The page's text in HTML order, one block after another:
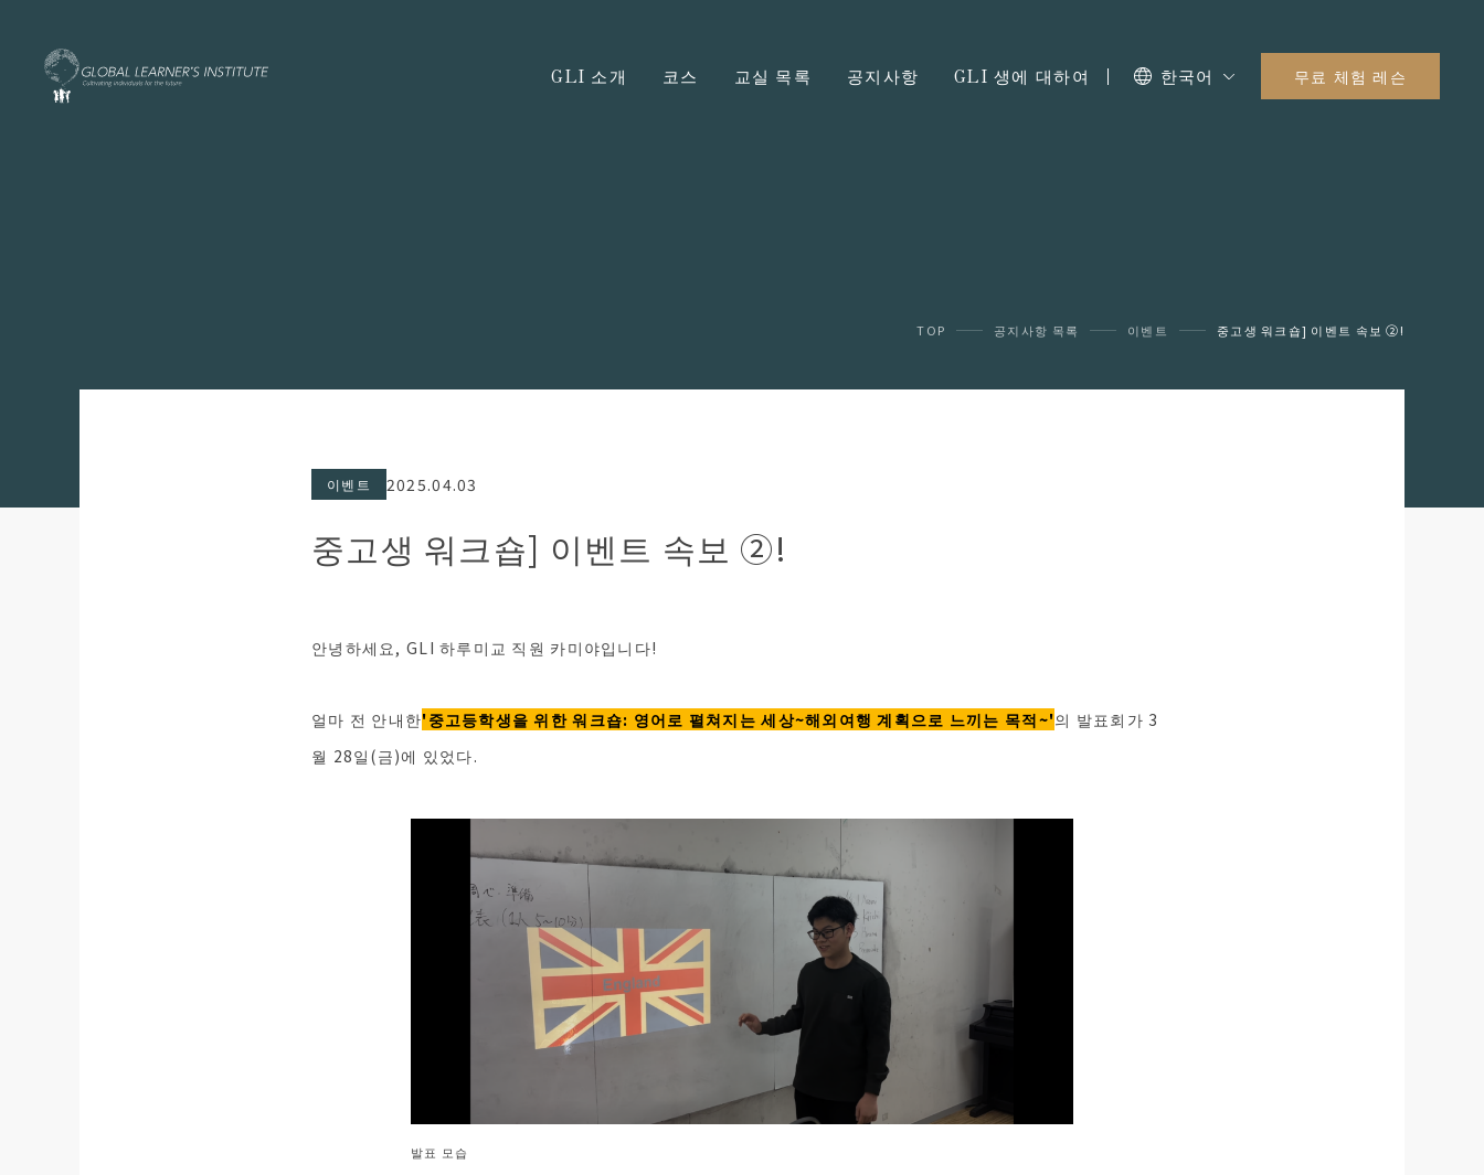
GLI 소개 코스 교실 목록 공지사항 GLI 생에 대하여 한국어 무료 체험 레슨
TOP 공지사항 목록 이벤트 중고생 워크숍] 이벤트 속보 ②!
이벤트 2025.04.03
중고생 워크숍] 이벤트 속보 ②!
안녕하세요, GLI 하루미교 직원 카미야입니다!
얼마 전 안내한'중고등학생을 위한 워크숍: 영어로 펼쳐지는 세상~해외여행 계획으로 느끼는 목적~'의 발표회가 3
월 28일(금)에 있었다.
발표 모습